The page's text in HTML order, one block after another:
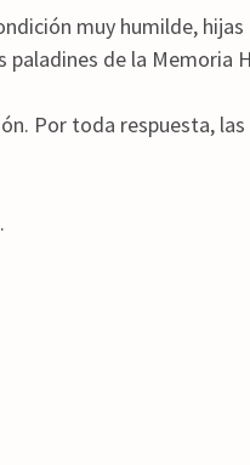
muy humilde,
de la Memoria
Por toda respuesta,